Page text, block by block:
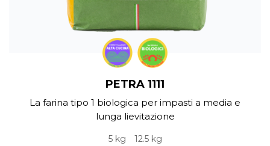
PETRA 1111
La farina tipo 1 biologica per impasti a media e
lunga lievitazione
5 kg 12.5 kg